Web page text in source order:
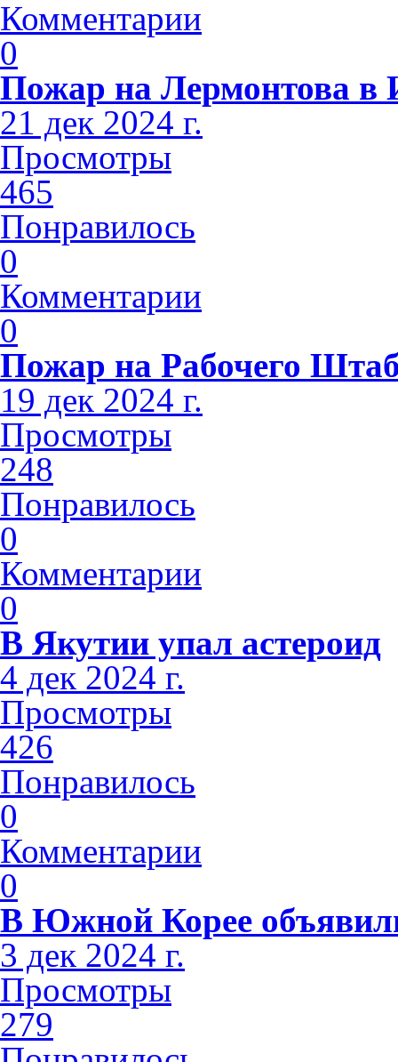
Комментарии
0
Пожар на Лермонтова в
21 дек 2024 г.
Просмотры
465
Понравилось
0
Комментарии
0
Пожар на Рабочего
19 дек 2024 г.
Просмотры
248
Понравилось
0
Комментарии
0
В Якутии упал астероид
4 дек 2024 г.
Просмотры
426
Понравилось
0
Комментарии
0
В Южной Корее
3 дек 2024 г.
Просмотры
279